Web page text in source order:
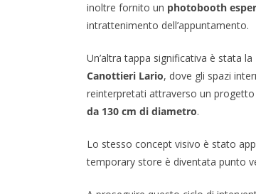
inoltre fornito un photobooth
intrattenimento dell’appuntamento.
Un’altra tappa significativa è stata la
Canottieri Lario, dove gli spazi
reinterpretati attraverso un
da 130 cm di diametro.
Lo stesso concept visivo è stato
temporary store è diventata punto